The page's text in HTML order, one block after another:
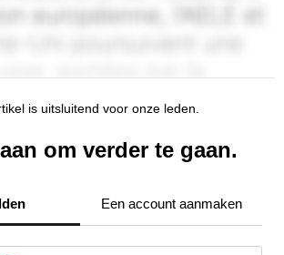
is uitsluitend voor onze leden.
om verder te gaan.
Een account aanmaken